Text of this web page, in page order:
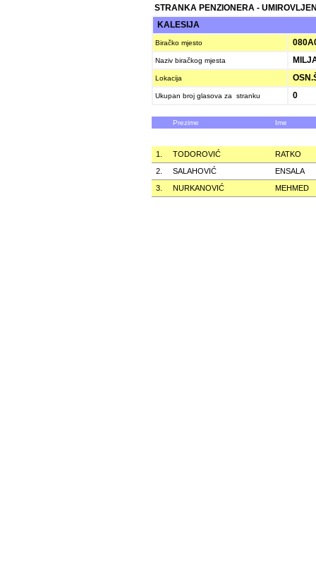
STRANKA PENZIONERA -
KALESIJA
Biračko mjesto
Naziv biračkog mjesta
Lokacija
Ukupan broj glasova za stranku 0
Prezime Ime
1. TODOROVIĆ
RATKO
2.
SALAHOVIĆ
ENSALA
3.
NURKANOVIĆ MEHMED